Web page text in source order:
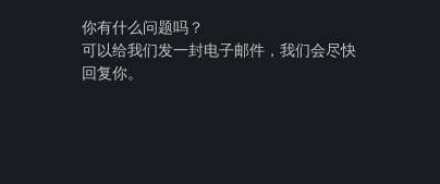
你有什么问题吗？
可以给我们发一封电子邮件，我们会尽快
回复你。